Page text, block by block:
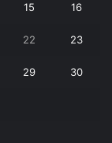
15 16
22 23
29 30